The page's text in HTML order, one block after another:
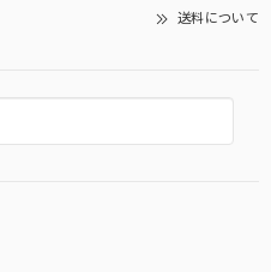
送料について